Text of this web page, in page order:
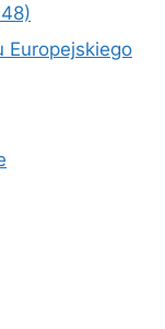
Europejskiego